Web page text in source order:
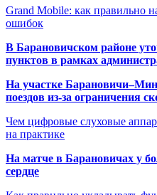
Grand Mobile: как правильно
ошибок
В Барановичском районе
пунктов в рамках
На участке
поездов из-за ограничения
Чем цифровые слуховые
на практике
На матче в Барановичах у
сердце